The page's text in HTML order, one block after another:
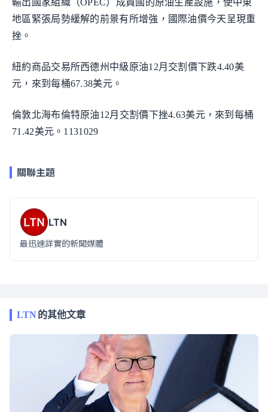
輸出國家組織（OPEC）成員國的原油生產設施，使中東
地區緊張局勢緩解的前景有所增強，國際油價今天呈現重
挫。
紐約商品交易所西德州中級原油12月交割價下跌4.40美
元，來到每桶67.38美元。
倫敦北海布倫特原油12月交割價下挫4.63美元，來到每桶
71.42美元。1131029
關聯主題
LTN
最迅速詳實的新聞媒體
LTN的其他文章